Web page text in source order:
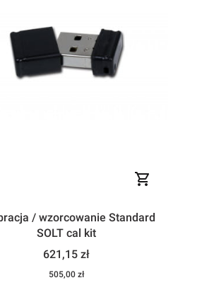
/ wzorcowanie Standard
SOLT cal kit
Cena
621,15 zł
Cena
505,00 zł